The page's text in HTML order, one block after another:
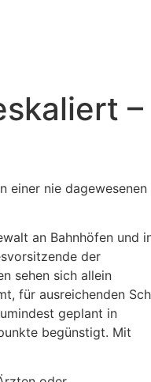
–
einer nie dagewesenen
an Bahnhöfen und
der
sehen sich allein
für ausreichenden
geplant in
begünstigt. Mit